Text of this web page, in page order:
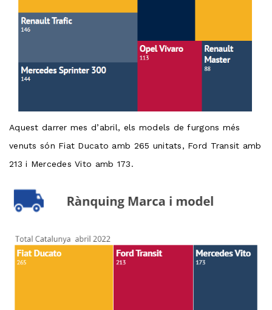
Aquest darrer mes d’abril, els models de furgons més
venuts són Fiat Ducato amb 265 unitats, Ford Transit amb
213 i Mercedes Vito amb 173.